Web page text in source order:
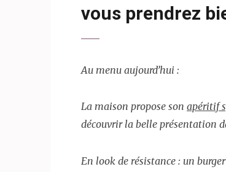
vous prendrez
Au menu aujourd’hui :
La maison propose son apéritif
découvrir la belle présentation
En look de résistance : un